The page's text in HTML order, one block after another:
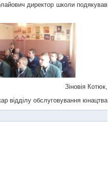
директор школи подякував
Зіновія Котюк,
відділу обслуговування юнацтва